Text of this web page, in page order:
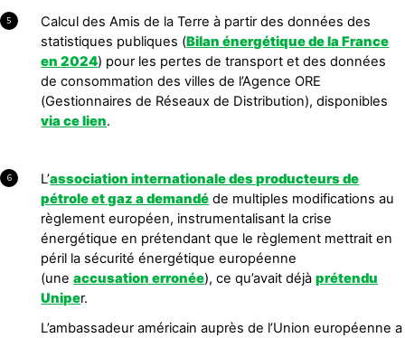
5
Calcul des Amis de la Terre à partir des données des
statistiques publiques (Bilan énergétique de la France
en 2024) pour les pertes de transport et des données
de consommation des villes de l’Agence ORE
(Gestionnaires de Réseaux de Distribution), disponibles
via ce lien.
6 L’association internationale des producteurs de
pétrole et gaz a demandé de multiples modifications au
règlement européen, instrumentalisant la crise
énergétique en prétendant que le règlement mettrait en
péril la sécurité énergétique européenne
(uneaccusation erronée), ce qu’avait déjàprétendu
Uniper.
L’ambassadeur américain auprès de l’Union européenne a